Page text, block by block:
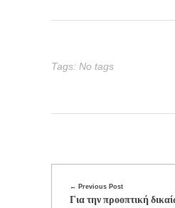
Tags: No tags
Previous Post
Για την προοπτική